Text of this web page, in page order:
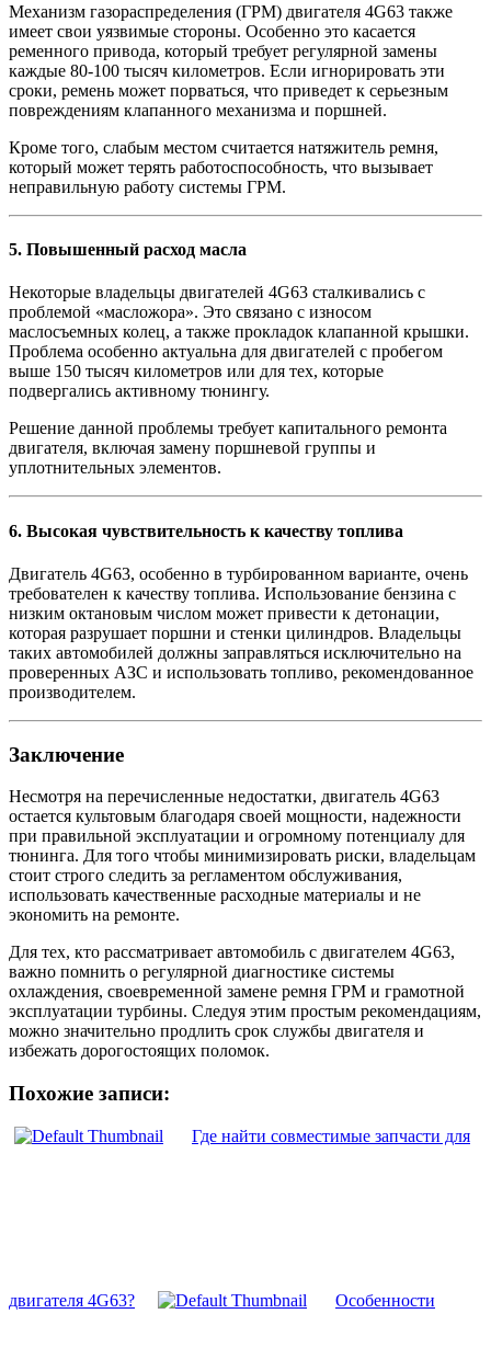
Механизм газораспределения (ГРМ) двигателя 4G63 также
имеет свои уязвимые стороны. Особенно это касается
ременного привода, который требует регулярной замены
каждые 80-100 тысяч километров. Если игнорировать эти
сроки, ремень может порваться, что приведет к серьезным
повреждениям клапанного механизма и поршней.
Кроме того, слабым местом считается натяжитель ремня,
который может терять работоспособность, что вызывает
неправильную работу системы ГРМ.
5. Повышенный расход масла
Некоторые владельцы двигателей 4G63 сталкивались с
проблемой «масложора». Это связано с износом
маслосъемных колец, а также прокладок клапанной крышки.
Проблема особенно актуальна для двигателей с пробегом
выше 150 тысяч километров или для тех, которые
подвергались активному тюнингу.
Решение данной проблемы требует капитального ремонта
двигателя, включая замену поршневой группы и
уплотнительных элементов.
6. Высокая чувствительность к качеству топлива
Двигатель 4G63, особенно в турбированном варианте, очень
требователен к качеству топлива. Использование бензина с
низким октановым числом может привести к детонации,
которая разрушает поршни и стенки цилиндров. Владельцы
таких автомобилей должны заправляться исключительно на
проверенных АЗС и использовать топливо, рекомендованное
производителем.
Заключение
Несмотря на перечисленные недостатки, двигатель 4G63
остается культовым благодаря своей мощности, надежности
при правильной эксплуатации и огромному потенциалу для
тюнинга. Для того чтобы минимизировать риски, владельцам
стоит строго следить за регламентом обслуживания,
использовать качественные расходные материалы и не
экономить на ремонте.
Для тех, кто рассматривает автомобиль с двигателем 4G63,
важно помнить о регулярной диагностике системы
охлаждения, своевременной замене ремня ГРМ и грамотной
эксплуатации турбины. Следуя этим простым рекомендациям,
можно значительно продлить срок службы двигателя и
избежать дорогостоящих поломок.
Похожие записи:
Где найти совместимые запчасти для
двигателя 4G63? Особенности